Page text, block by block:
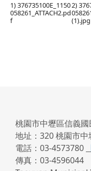
1) 376735100E_1150
058261_ATTACH2.pd
f
2)
(1).jpg
桃園市中壢區信義國
地址：320 桃園市
電話：03-4573780
傳真：03-4596044